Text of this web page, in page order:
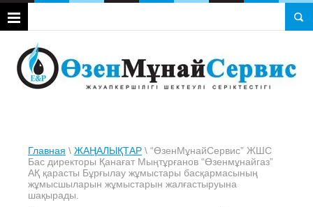
Главная \ ЖАҢАЛЫҚТАР \ “ӨзенМұнайСервис” ЖШС
Бас директоры Қанағат Мыңтұрғанов “Өзенмұнайгаз”
АҚ қарасты Бұрғылау жұмыстары басқармасының
жұмысшыларын жұмыстарын жалғастыруына
шақырады.